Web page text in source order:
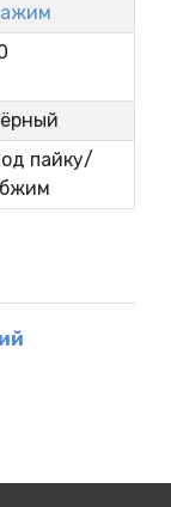
пайку/